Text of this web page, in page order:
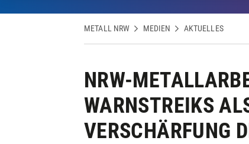
METALL NRW MEDIEN AKTUELLES
NRW-
WARNSTREIKS
VERSCHÄRFUNG